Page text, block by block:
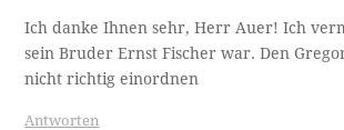
Ich danke Ihnen sehr, Herr Auer! Ich
sein Bruder Ernst Fischer war. Den
nicht richtig einordnen
Antworten